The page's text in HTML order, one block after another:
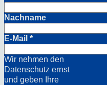
Nachname
E-Mail *
Wir nehmen den
Datenschutz ernst
und geben Ihre